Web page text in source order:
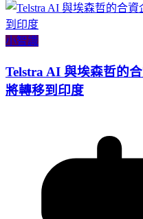
小智識
Telstra AI 與埃森哲的
將轉移到印度